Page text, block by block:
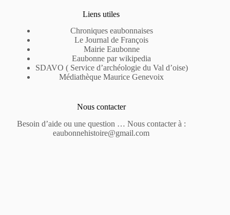
Liens utiles
Chroniques eaubonnaises
Le Journal de François
Mairie Eaubonne
Eaubonne par wikipedia
SDAVO ( Service d’archéologie du Val d’oise)
Médiathèque Maurice Genevoix
Nous contacter
Besoin d’aide ou une question … Nous contacter à :
eaubonnehistoire@gmail.com